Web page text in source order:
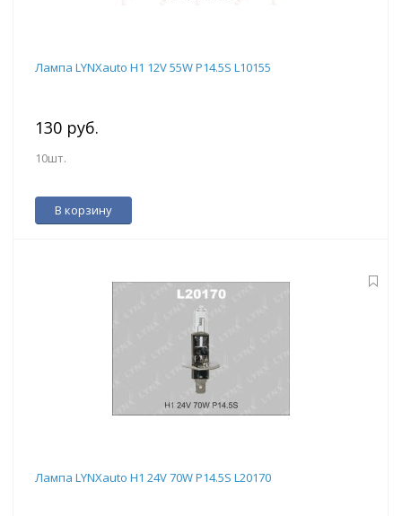
Лампа LYNXauto H1 12V 55W P14.5S L10155
130 руб.
10шт.
В корзину
Лампа LYNXauto H1 24V 70W P14.5S L20170